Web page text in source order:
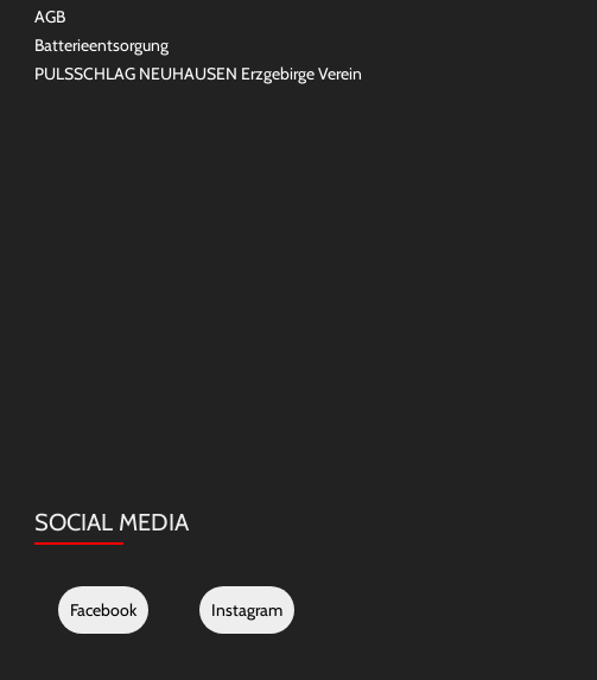
AGB
Batterieentsorgung
PULSSCHLAG NEUHAUSEN Erzgebirge Verein
SOCIAL MEDIA
Facebook Instagram